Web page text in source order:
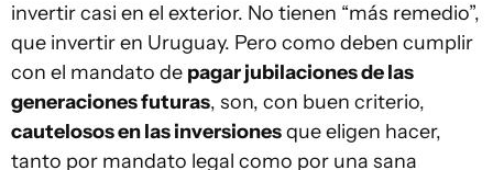
invertir casi en el exterior. No tienen “más remedio”,
que invertir en Uruguay. Pero como deben cumplir
con el mandato de pagar jubilaciones de las
generaciones futuras, son, con buen criterio,
cautelosos en las inversionesque eligen hacer,
tanto por mandato legal como por una sana